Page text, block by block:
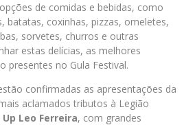
de comidas e bebidas, como
batatas, coxinhas, pizzas, omeletes,
sorvetes, churros e outras
estas delícias, as melhores
presentes no Gula Festival.
confirmadas as apresentações da
aclamados tributos à Legião
Up Leo Ferreira, com grandes